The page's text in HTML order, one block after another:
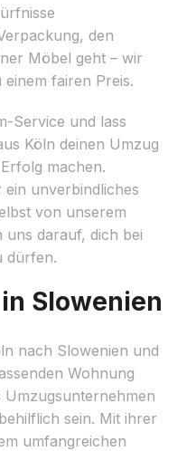
den
Möbel geht – wir
fairen Preis.
Service und lass
Köln deinen Umzug
machen.
unverbindliches
von unserem
darauf, dich bei
dürfen.
Slowenien
nach Slowenien und
Wohnung
Umzugsunternehmen
sein. Mit ihrer
umfangreichen